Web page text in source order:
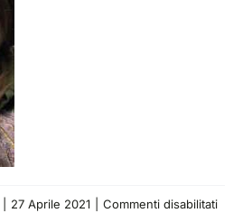
27 Aprile 2021 Commenti disabilitatisu